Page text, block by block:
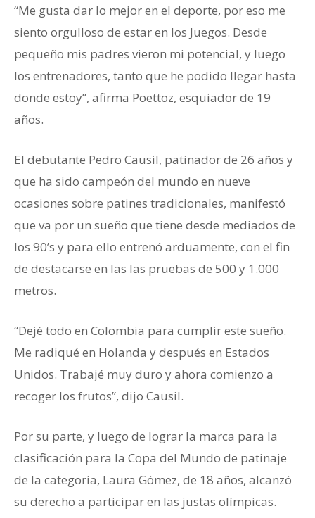
“Me gusta dar lo mejor en el deporte, por eso me
siento orgulloso de estar en los Juegos. Desde
pequeño mis padres vieron mi potencial, y luego
los entrenadores, tanto que he podido llegar hasta
donde estoy”, afirma Poettoz, esquiador de 19
años.
El debutante Pedro Causil, patinador de 26 años y
que ha sido campeón del mundo en nueve
ocasiones sobre patines tradicionales, manifestó
que va por un sueño que tiene desde mediados de
los 90’s y para ello entrenó arduamente, con el fin
de destacarse en las las pruebas de 500 y 1.000
metros.
“Dejé todo en Colombia para cumplir este sueño.
Me radiqué en Holanda y después en Estados
Unidos. Trabajé muy duro y ahora comienzo a
recoger los frutos”, dijo Causil.
Por su parte, y luego de lograr la marca para la
clasificación para la Copa del Mundo de patinaje
de la categoría, Laura Gómez, de 18 años, alcanzó
su derecho a participar en las justas olímpicas.